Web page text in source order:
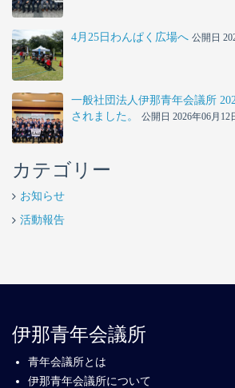
4月25日わんぱく広場へ 公開日
一般社団法人伊那青年会議所
されました。
公開日 2026年06月12
カテゴリー
お知らせ
活動報告
伊那青年会議所
青年会議所とは
伊那青年会議所について